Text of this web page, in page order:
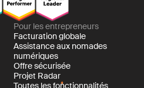
Pour les entrepreneurs
Facturation globale
Assistance aux nomades
numériques
Offre sécurisée
Projet Radar
Toutes les fonctionnalités